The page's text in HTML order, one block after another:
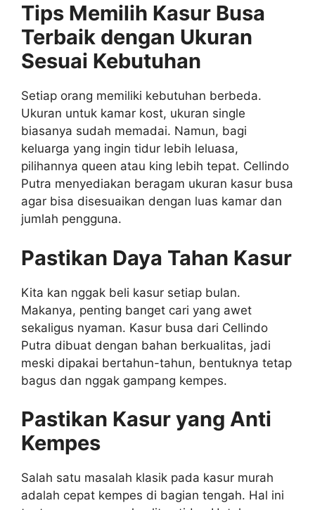
Tips Memilih Kasur Busa
Terbaik dengan Ukuran
Sesuai Kebutuhan
Setiap orang memiliki kebutuhan berbeda.
Ukuran untuk kamar kost, ukuran single
biasanya sudah memadai. Namun, bagi
keluarga yang ingin tidur lebih leluasa,
pilihannya queen atau king lebih tepat. Cellindo
Putra menyediakan beragam ukuran kasur busa
agar bisa disesuaikan dengan luas kamar dan
jumlah pengguna.
Pastikan Daya Tahan Kasur
Kita kan nggak beli kasur setiap bulan.
Makanya, penting banget cari yang awet
sekaligus nyaman. Kasur busa dari Cellindo
Putra dibuat dengan bahan berkualitas, jadi
meski dipakai bertahun-tahun, bentuknya tetap
bagus dan nggak gampang kempes.
Pastikan Kasur yang Anti
Kempes
Salah satu masalah klasik pada kasur murah
adalah cepat kempes di bagian tengah. Hal ini